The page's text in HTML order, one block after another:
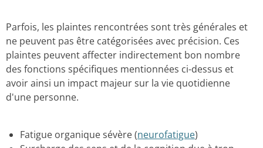
Parfois, les plaintes rencontrées sont très générales et
ne peuvent pas être catégorisées avec précision. Ces
plaintes peuvent affecter indirectement bon nombre
des fonctions spécifiques mentionnées ci-dessus et
avoir ainsi un impact majeur sur la vie quotidienne
d'une personne.
Fatigue organique sévère (neurofatigue)